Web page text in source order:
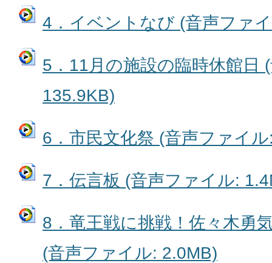
4．イベントなび (音声ファ
5．11月の施設の臨時休館日
135.9KB)
6．市民文化祭 (音声ファイ
7．伝言板 (音声ファイル:
8．竜王戦に挑戦！佐々木勇
(音声ファイル: 2.0MB)